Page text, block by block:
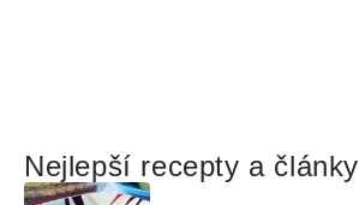
Nejlepší recepty a články